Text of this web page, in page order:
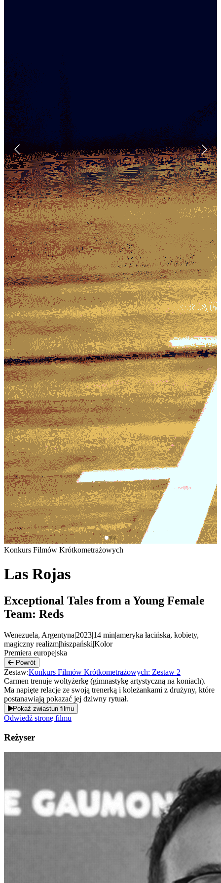
Konkurs Filmów Krótkometrażowych
Las Rojas
Exceptional Tales from a Young Female
Team: Reds
Wenezuela, Argentyna|2023|14 min|ameryka łacińska, kobiety,
magiczny realizm|hiszpański|Kolor
Premiera europejska
Powrót
Zestaw:Konkurs Filmów Krótkometrażowych: Zestaw 2
Carmen trenuje woltyżerkę (gimnastykę artystyczną na koniach).
Ma napięte relacje ze swoją trenerką i koleżankami z drużyny, które
postanawiają pokazać jej dziwny rytuał.
Pokaż zwiastun filmu
Odwiedź stronę filmu
Reżyser